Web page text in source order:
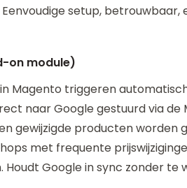
Eenvoudige setup,
on module)
Magento triggeren
naar Google gestuurd via de
gewijzigde producten worden
met frequente
Houdt Google in sync zonder